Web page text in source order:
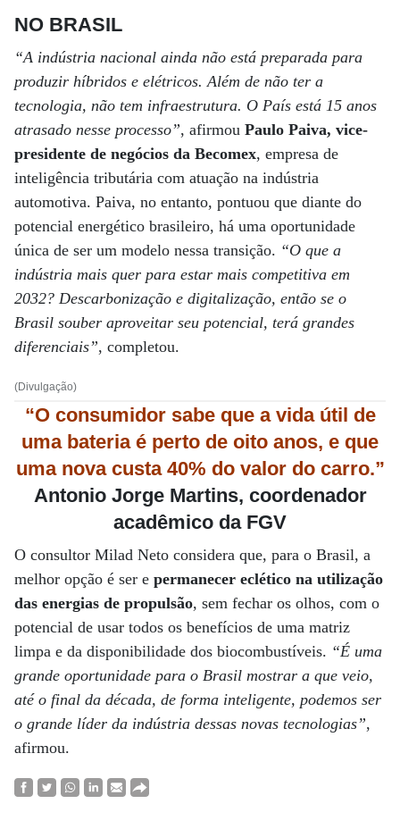
NO BRASIL
“A indústria nacional ainda não está preparada para
produzir híbridos e elétricos. Além de não ter a
tecnologia, não tem infraestrutura. O País está 15 anos
atrasado nesse processo”, afirmou Paulo Paiva, vice-
presidente de negócios da Becomex, empresa de
inteligência tributária com atuação na indústria
automotiva. Paiva, no entanto, pontuou que diante do
potencial energético brasileiro, há uma oportunidade
única de ser um modelo nessa transição. “O que a
indústria mais quer para estar mais competitiva em
2032? Descarbonização e digitalização, então se o
Brasil souber aproveitar seu potencial, terá grandes
diferenciais”, completou.
(Divulgação)
“O consumidor sabe que a vida útil de
uma bateria é perto de oito anos, e que
uma nova custa 40% do valor do carro.”
Antonio Jorge Martins, coordenador
acadêmico da FGV
O consultor Milad Neto considera que, para o Brasil, a
melhor opção é ser e permanecer eclético na utilização
das energias de propulsão, sem fechar os olhos, com o
potencial de usar todos os benefícios de uma matriz
limpa e da disponibilidade dos biocombustíveis. “É uma
grande oportunidade para o Brasil mostrar a que veio,
até o final da década, de forma inteligente, podemos ser
o grande líder da indústria dessas novas tecnologias”,
afirmou.